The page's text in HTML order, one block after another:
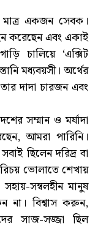
মাত্র একজন সেবক।
করেছেন এবং একাই
চালিয়ে ‘এক্সিট
মধ্যবয়সী। অর্থের
দাদা চারজন এবং
সম্মান ও মর্যাদা
আমরা পারিনি।
ছিলেন দরিদ্র বা
ভোলাতে শেখায়
সম্বলহীন মানুষ
না। বিশ্বাস করুন,
সাজ-সজ্জা ছিল